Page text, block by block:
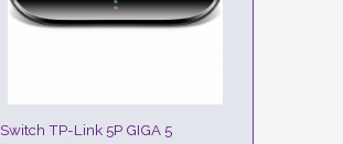
Switch TP-Link 5P GIGA 5